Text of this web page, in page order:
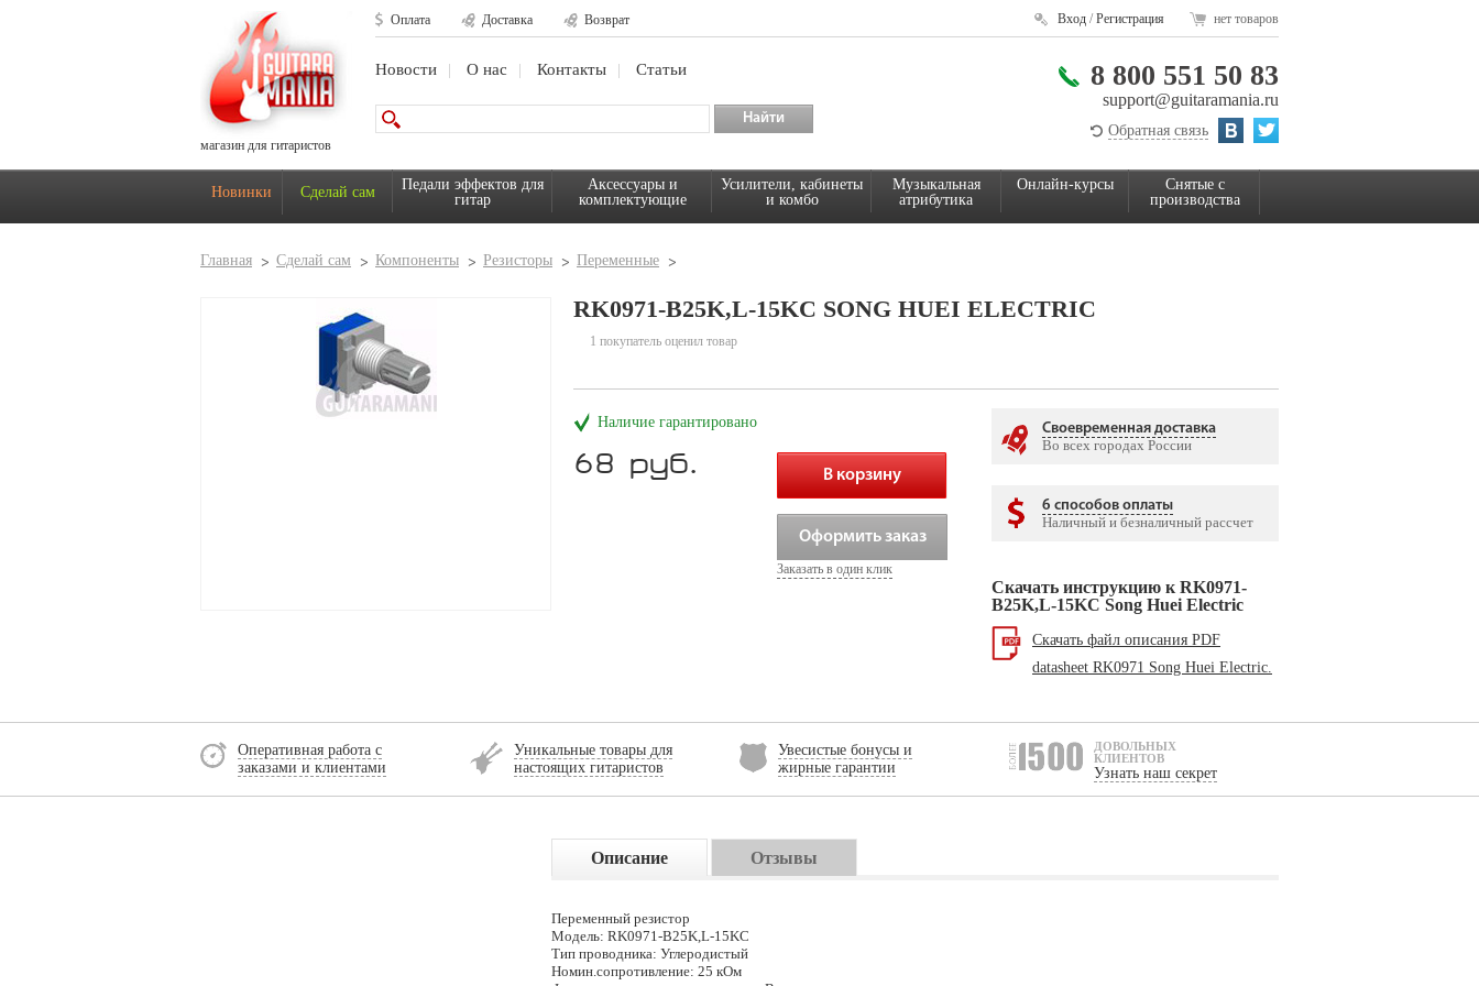
магазин для гитаристов
Оплата Доставка Возврат Вход /Регистрация нет товаров
Новости О нас Контакты Статьи 8 800 551 50 83
support@guitaramania.ru
Обратная связь
Новинки Сделай сам
Педали эффектов для
гитар
Аксессуары и
комплектующие
Усилители, кабинеты
и комбо
Музыкальная
атрибутика
Онлайн-курсы
Снятые с
производства
Главная Сделай сам Компоненты Резисторы Переменные
RK0971-B25K,L-15KC SONG HUEI ELECTRIC
1 покупатель оценил товар
Наличие гарантировано
68 руб. В корзину
Оформить заказ
Заказать в один клик
Своевременная доставка
Во всех городах России
6 способов оплаты
Наличный и безналичный рассчет
Скачать инструкцию к RK0971-
B25K,L-15KC Song Huei Electric
Скачать файл описания PDF
datasheet RK0971 Song Huei Electric.
Оперативная работа с
заказами и клиентами
Уникальные товары для
настоящих гитаристов
Увесистые бонусы и
жирные гарантии
ДОВОЛЬНЫХ
КЛИЕНТОВ
Узнать наш секрет
Описание Отзывы
Переменный резистор
Модель: RK0971-B25K,L-15KC
Тип проводника: Углеродистый
Номин.сопротивление: 25 кОм